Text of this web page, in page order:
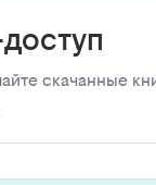
скачанные